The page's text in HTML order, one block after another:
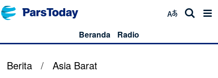
Beranda Radio
Berita / Asia Barat